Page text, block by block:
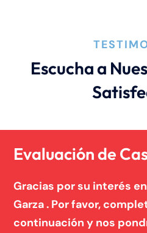
Escucha a
Evaluación de
Gracias por su interés
Garza . Por favor,
continuación y nos